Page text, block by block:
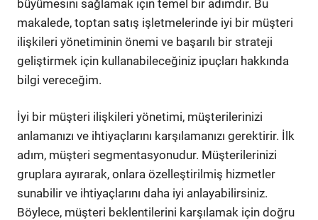
büyümesini sağlamak için temel bir adımdır. Bu
makalede, toptan satış işletmelerinde iyi bir müşteri
ilişkileri yönetiminin önemi ve başarılı bir strateji
geliştirmek için kullanabileceğiniz ipuçları hakkında
bilgi vereceğim.
İyi bir müşteri ilişkileri yönetimi, müşterilerinizi
anlamanızı ve ihtiyaçlarını karşılamanızı gerektirir. İlk
adım, müşteri segmentasyonudur. Müşterilerinizi
gruplara ayırarak, onlara özelleştirilmiş hizmetler
sunabilir ve ihtiyaçlarını daha iyi anlayabilirsiniz.
Böylece, müşteri beklentilerini karşılamak için doğru